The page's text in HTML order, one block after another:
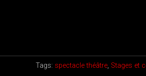
Tags: spectacle théâtre, Stages et